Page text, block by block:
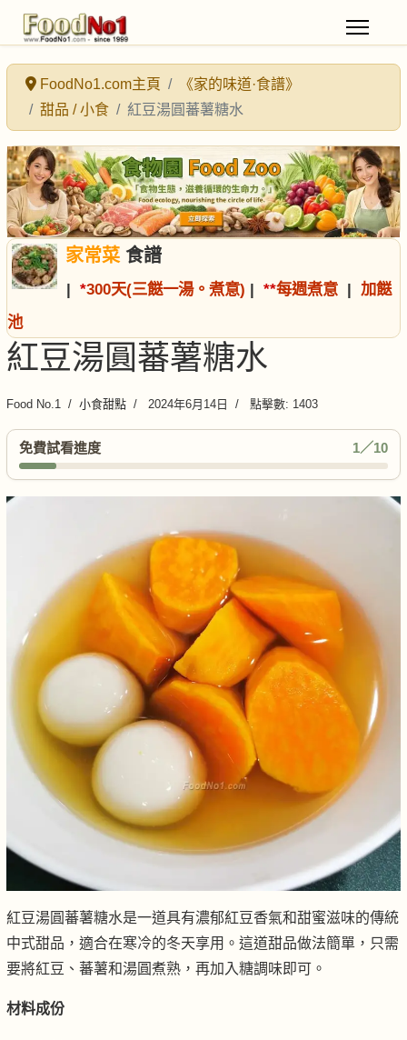
FoodNo1.com主頁
《家的味道·食譜》
甜品 / 小食
紅豆湯圓蕃薯糖水
家常菜食譜
| *300天(三餸一湯。煮意) | **每週煮意 | 加餸
池
紅豆湯圓蕃薯糖水
Food No.1 小食甜點 2024年6月14日 點擊數: 1403
免費試看進度 1／10
紅豆湯圓蕃薯糖水是一道具有濃郁紅豆香氣和甜蜜滋味的傳統
中式甜品，適合在寒冷的冬天享用。這道甜品做法簡單，只需
要將紅豆、蕃薯和湯圓煮熟，再加入糖調味即可。
材料成份